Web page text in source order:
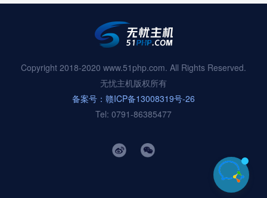
Copyright 2018-2020 www.51php.com. All Rights Reserved.
无忧主机版权所有
备案号：赣ICP备13008319号-26
Tel: 0791-86385477